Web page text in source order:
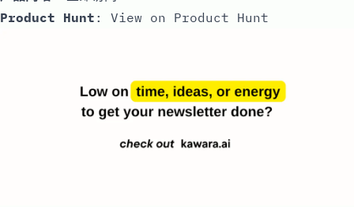
Product Hunt : View on Product Hunt